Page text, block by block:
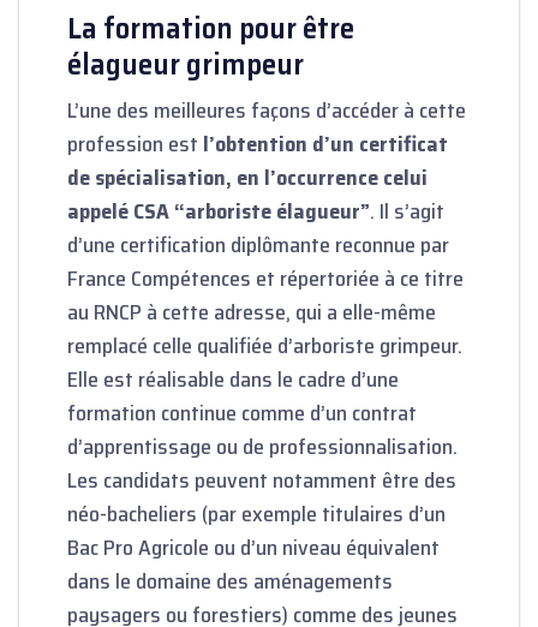
La formation pour être
élagueur grimpeur
L’une des meilleures façons d’accéder à cette
profession est l’obtention d’un certificat
de spécialisation, en l’occurrence celui
appelé CSA “arboriste élagueur”. Il s’agit
d’une certification diplômante reconnue par
France Compétences et répertoriée à ce titre
au RNCP à cette adresse, qui a elle-même
remplacé celle qualifiée d’arboriste grimpeur.
Elle est réalisable dans le cadre d’une
formation continue comme d’un contrat
d’apprentissage ou de professionnalisation.
Les candidats peuvent notamment être des
néo-bacheliers (par exemple titulaires d’un
Bac Pro Agricole ou d’un niveau équivalent
dans le domaine des aménagements
paysagers ou forestiers) comme des jeunes